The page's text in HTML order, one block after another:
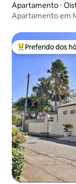
Apartamento ⋅
Apartamento em
Entre os
Preferido dos